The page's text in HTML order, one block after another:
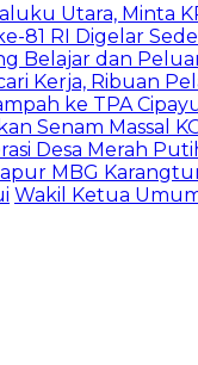
Utara, Minta
81 RI Digelar
Belajar dan
Kerja, Ribuan
ke TPA
Senam Massal
Desa Merah
MBG
Wakil Ketua